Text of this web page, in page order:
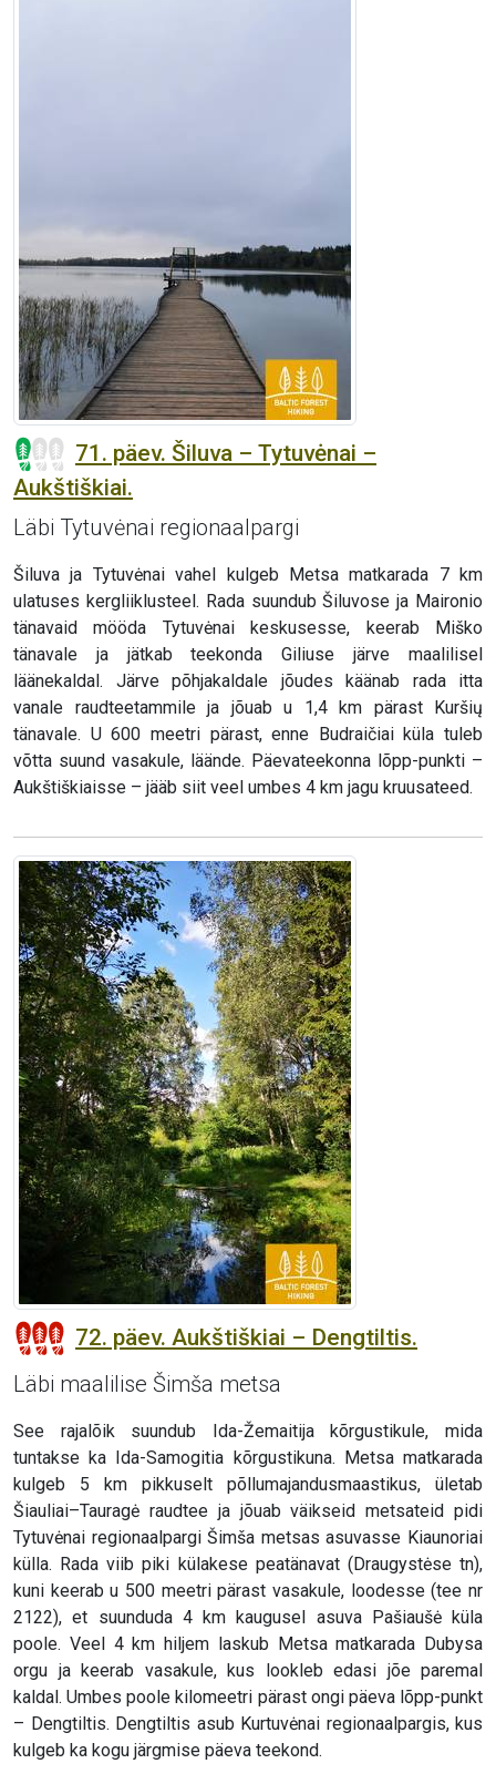
71. päev. Šiluva – Tytuvėnai –
Aukštiškiai.
Läbi Tytuvėnai regionaalpargi
Šiluva ja Tytuvėnai vahel kulgeb Metsa matkarada 7 km
ulatuses kergliiklusteel. Rada suundub Šiluvose ja Maironio
tänavaid mööda Tytuvėnai keskusesse, keerab Miško
tänavale ja jätkab teekonda Giliuse järve maalilisel
läänekaldal. Järve põhjakaldale jõudes käänab rada itta
vanale raudteetammile ja jõuab u 1,4 km pärast Kuršių
tänavale. U 600 meetri pärast, enne Budraičiai küla tuleb
võtta suund vasakule, läände. Päevateekonna lõpp-punkti –
Aukštiškiaisse – jääb siit veel umbes 4 km jagu kruusateed.
72. päev. Aukštiškiai – Dengtiltis.
Läbi maalilise Šimša metsa
See rajalõik suundub Ida-Žemaitija kõrgustikule, mida
tuntakse ka Ida-Samogitia kõrgustikuna. Metsa matkarada
kulgeb 5 km pikkuselt põllumajandusmaastikus, ületab
Šiauliai–Tauragė raudtee ja jõuab väikseid metsateid pidi
Tytuvėnai regionaalpargi Šimša metsas asuvasse Kiaunoriai
külla. Rada viib piki külakese peatänavat (Draugystėse tn),
kuni keerab u 500 meetri pärast vasakule, loodesse (tee nr
2122), et suunduda 4 km kaugusel asuva Pašiaušė küla
poole. Veel 4 km hiljem laskub Metsa matkarada Dubysa
orgu ja keerab vasakule, kus lookleb edasi jõe paremal
kaldal. Umbes poole kilomeetri pärast ongi päeva lõpp-punkt
– Dengtiltis. Dengtiltis asub Kurtuvėnai regionaalpargis, kus
kulgeb ka kogu järgmise päeva teekond.